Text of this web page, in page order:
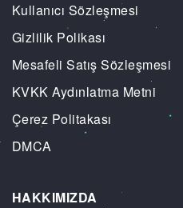
Kullanıcı Sözleşmesi
Gizlilik Polikası
Mesafeli Satış Sözleşmesi
KVKK Aydınlatma Metni
Çerez Politakası
DMCA
HAKKIMIZDA